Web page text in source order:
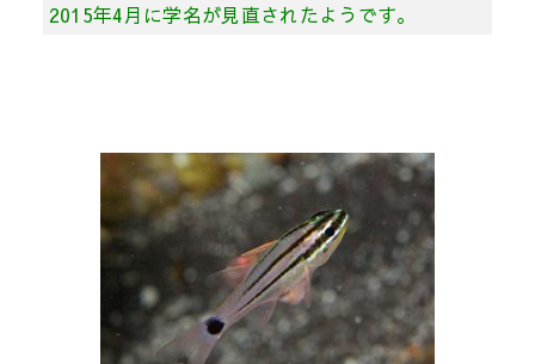
2015年4月に学名が見直されたようです。